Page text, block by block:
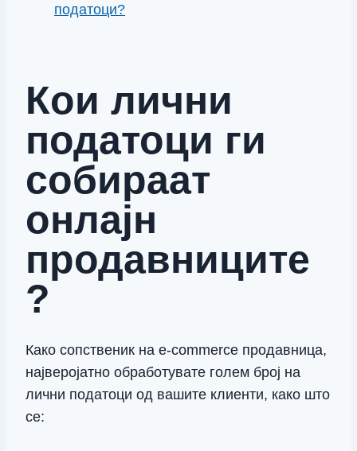
податоци?
Кои лични
податоци ги
собираат
онлајн
продавниците
?
Како сопственик на е-commerce продавница,
најверојатно обработувате голем број на
лични податоци од вашите клиенти, како што
се: